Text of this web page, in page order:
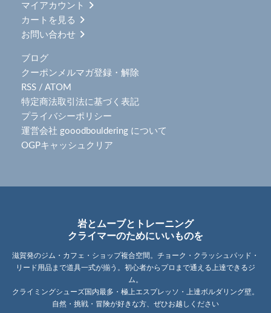
マイアカウント
カートを見る
お問い合わせ
ブログ
クーポンメルマガ登録・解除
RSS / ATOM
特定商法取引法に基づく表記
プライバシーポリシー
運営会社 gooodbouldering について
OGPキャッシュクリア
岩とムーブとトレーニング
クライマーのためにいいものを
滋賀発のジム・カフェ・ショップ複合空間。チョーク・クラッシュパッド・
リード用品まで道具一式が揃う。初心者からプロまで通える上達できるジ
ム。
クライミングシューズ国内最多・極上エスプレッソ・上達ボルダリング壁。
自然・挑戦・冒険が好きな方、ぜひお越しください